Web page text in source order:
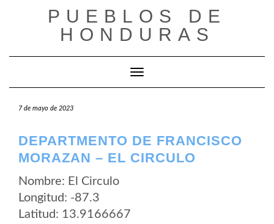
PUEBLOS DE
HONDURAS
Cambiar modo de navegación
7 de mayo de 2023
DEPARTMENTO DE FRANCISCO
MORAZAN – EL CIRCULO
Nombre: El Circulo
Longitud: -87.3
Latitud: 13.9166667